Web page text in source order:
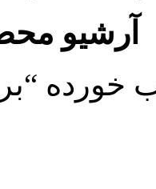
آرشیو